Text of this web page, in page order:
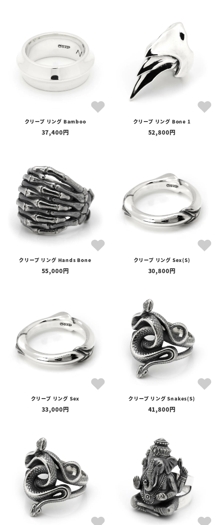
クリープ リング Bamboo
37,400
クリープ リング Bone 1
52,800
クリープ リング Hands Bone
55,000
クリープ リング Sex(S)
30,800
クリープ リング Sex
33,000
クリープ リング Snakes(S)
41,800